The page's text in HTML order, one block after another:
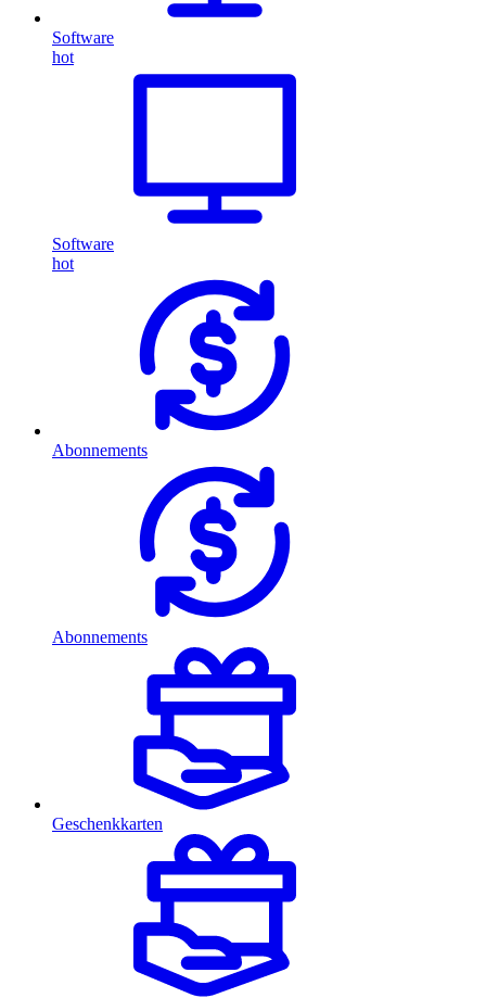
Software
hot
Software
hot
Abonnements
Abonnements
Geschenkkarten